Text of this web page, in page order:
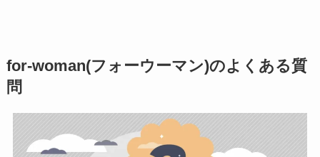
for-woman(フォーウーマン)のよくある質
問